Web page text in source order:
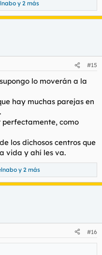
de una forma muy
éstos masajes creo que
paro y pagar su seguridad
y 2 más
#15
lo moverán a la
hay muchas parejas en
perfectamente, como
los dichosos centros que
vida y ahí les va.
y 2 más
#16